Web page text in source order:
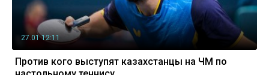
27.01 12:11
Против кого выступят казахстанцы на ЧМ по